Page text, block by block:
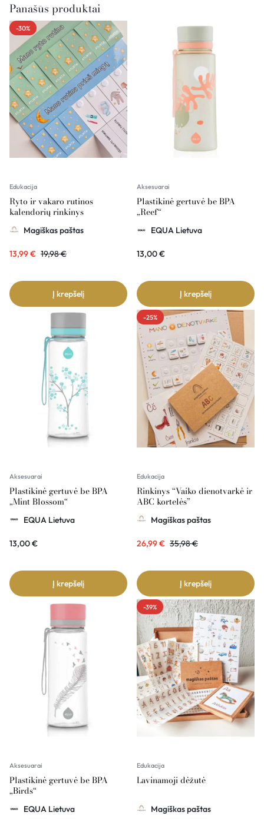
Panašūs produktai
-30%
Edukacija
Ryto ir vakaro rutinos
kalendorių rinkinys
Magiškas paštas
13,99€ 19,98€
Į krepšelį
Aksesuarai
Plastikinė gertuvė be BPA
„Reef“
EQUA Lietuva
13,00€
Į krepšelį
Aksesuarai
Plastikinė gertuvė be BPA
„Mint Blossom“
EQUA Lietuva
13,00€
Į krepšelį
-25%
Edukacija
Rinkinys “Vaiko dienotvarkė ir
ABC kortelės”
Magiškas paštas
26,99€ 35,98€
Į krepšelį
Aksesuarai
Plastikinė gertuvė be BPA
„Birds“
EQUA Lietuva
-39%
Edukacija
Lavinamoji dėžutė
Magiškas paštas